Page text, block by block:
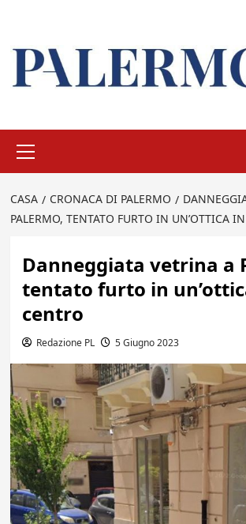
principale
CASA CRONACA DI PALERMO
PALERMO, TENTATO FURTO IN UN’OTTICA
Danneggiata vetrina a
tentato furto in
centro
Redazione PL 5 Giugno 2023